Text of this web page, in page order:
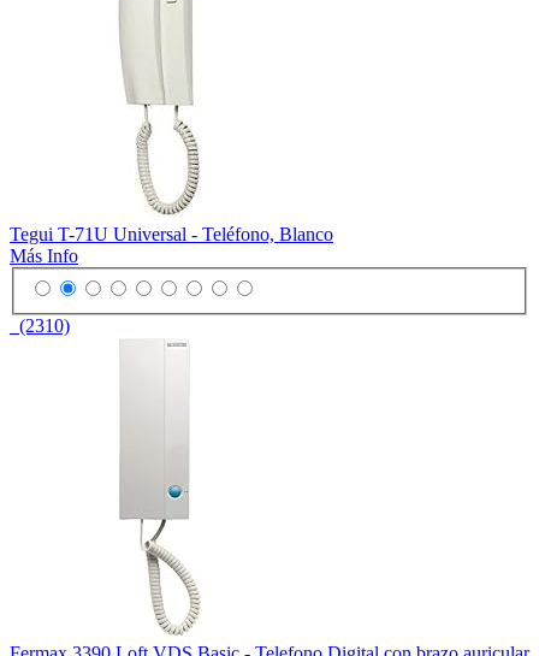
Tegui T-71U Universal - Teléfono, Blanco
Más Info
(2310)